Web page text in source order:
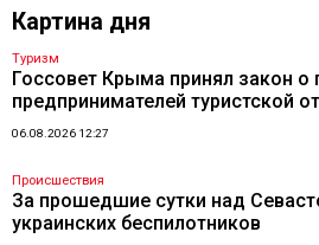
Картина дня
Туризм
Госсовет Крыма принял закон
предпринимателей туристской
06.08.2026 12:27
Происшествия
За прошедшие сутки над
украинских беспилотников